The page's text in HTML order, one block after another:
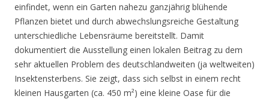
einfindet, wenn ein Garten nahezu ganzjährig blühende
Pflanzen bietet und durch abwechslungsreiche Gestaltung
unterschiedliche Lebensräume bereitstellt. Damit
dokumentiert die Ausstellung einen lokalen Beitrag zu dem
sehr aktuellen Problem des deutschlandweiten (ja weltweiten)
Insektensterbens. Sie zeigt, dass sich selbst in einem recht
kleinen Hausgarten (ca. 450 m²) eine kleine Oase für die